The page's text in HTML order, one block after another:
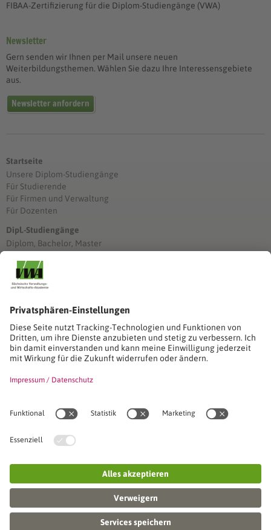
FIBAA-Zertifizierung für die Diplom-Studiengänge (VWA)
Newsletter
Gern senden wir Ihnen per Mail unsere neuen
Weiterbildungsthemen. Wählen Sie dazu Ihre Interessensgebiete
aus.
Newsletter anfordern
Startseite
Unsere Diplom-Studiengänge
Für Studierende
Für Firmen und Verwaltung
Für Dozenten
Dipl.-Studiengänge
Diplom, Bachelor, Master
Stimmen unserer Absolventinnen und Absolventen
Stimmen unserer Absolventinnen und Absolventen
Seminare
Seminardatenbank
Inhouseanfragen
Seminarreihen
VWA stellt sich vor
Unser SVWA-Team
Veranstaltungsorte und Raumanmietung